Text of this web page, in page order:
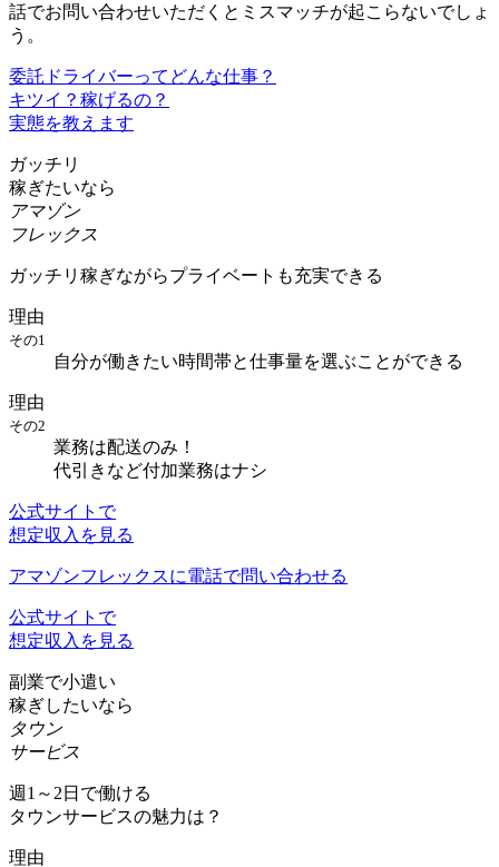
話でお問い合わせいただくとミスマッチが起こらないでしょ
う。
委託ドライバーってどんな仕事？
キツイ？稼げるの？
実態を教えます
ガッチリ
稼ぎたいなら
アマゾン
フレックス
ガッチリ稼ぎながらプライベートも充実できる
理由
その1
自分が働きたい時間帯と仕事量を選ぶことができる
理由
その2
業務は配送のみ！
代引きなど付加業務はナシ
公式サイトで
想定収入を見る
アマゾンフレックスに電話で問い合わせる
公式サイトで
想定収入を見る
副業で小遣い
稼ぎしたいなら
タウン
サービス
週1～2日で働ける
タウンサービスの魅力は？
理由